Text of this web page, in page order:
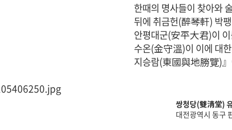
한때의 명사들이 찾아와
뒤에 취금헌(醉琴軒) 박
안평대군(安平大君)이
수온(金守溫)이 이에 대
지승람(東國與地勝覽)』
쌍청당(雙淸堂)
대전광역시 동구